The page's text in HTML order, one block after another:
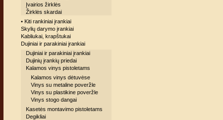
Įvairios žirklės
Žirklės skardai
• Kiti rankiniai įrankiai
Skylių darymo įrankiai
Kabliukai, krapštukai
Dujiniai ir parakiniai įrankiai
Dujiniai ir parakiniai įrankiai
Dujinių įrankių priedai
Kalamos vinys pistoletams
Kalamos vinys dėtuvėse
Vinys su metaline poveržle
Vinys su plastikine poveržle
Vinys stogo dangai
Kasetės montavimo pistoletams
Degikliai